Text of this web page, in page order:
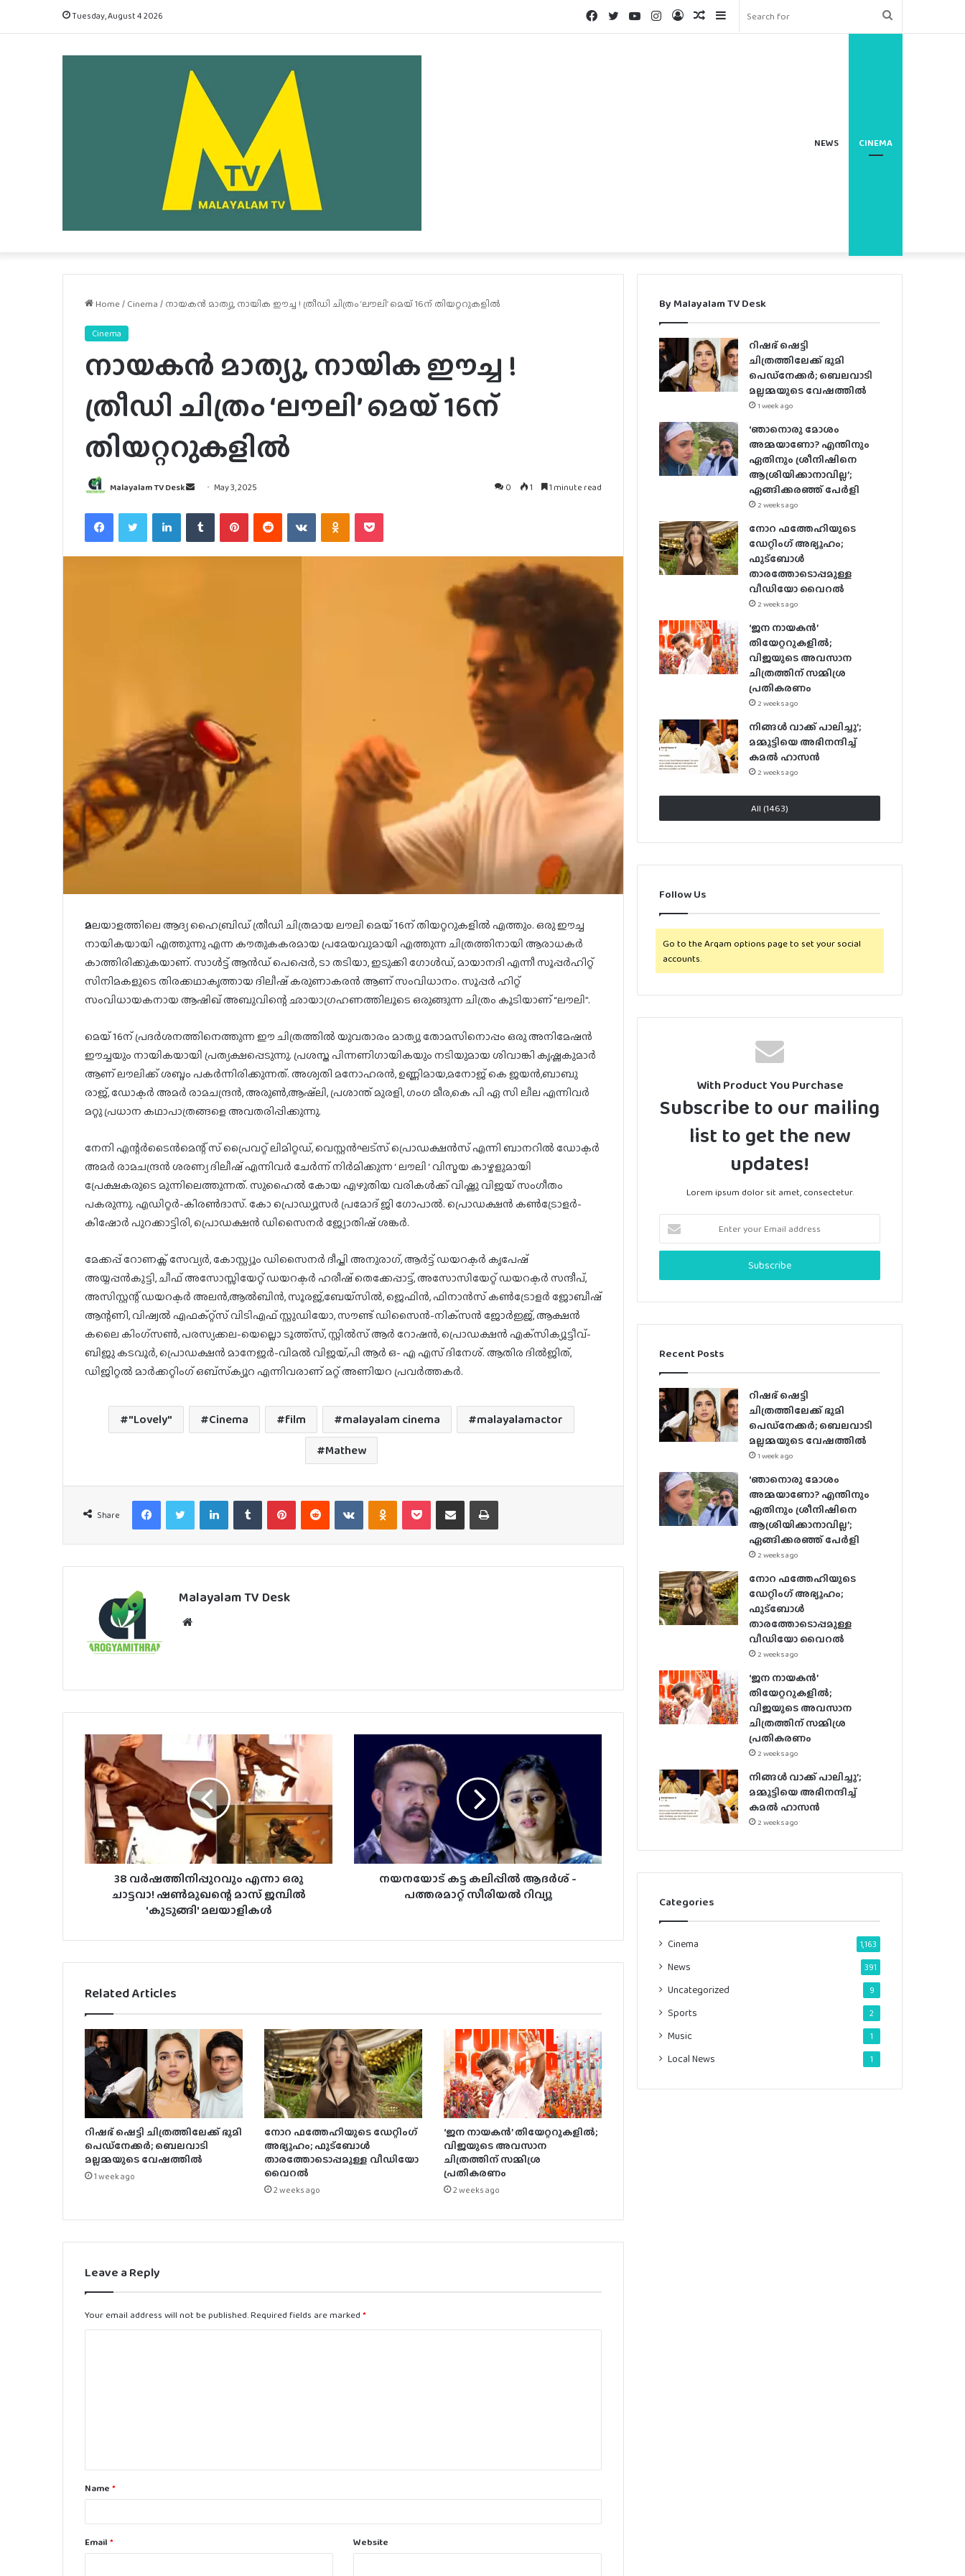
Tuesday, August 4 2026 Search
Sidebar
Random
Log
Instagram
YouTube
Twitter
Facebook
NEWS CINEMA
Home/ Cinema / നായകൻ മാത്യു, നായിക ഈച്ച ! ത്രീഡി ചിത്രം ‘ലൗലി’ മെയ് 16ന് തിയറ്ററുകളിൽ
Cinema
നായകൻ മാത്യു, നായിക ഈച്ച !
ത്രീഡി ചിത്രം ‘ലൗലി’ മെയ് 16ന്
തിയറ്ററുകളിൽ
Malayalam TV Desk
Send
email
May 3, 2025 0 1 1 minute read
FacebookTwitter LinkedInTumblr PinterestReddit VKontakteOdnoklassniki
Pocket
മലയാളത്തിലെ ആദ്യ ഹൈബ്രിഡ് ത്രീഡി ചിത്രമായ ലൗലി മെയ് 16ന് തിയറ്ററുകളിൽ എത്തും. ഒരു ഈച്ച
നായികയായി എത്തുന്നു എന്ന കൗതുകകരമായ പ്രമേയവുമായി എത്തുന്ന ചിത്രത്തിനായി ആരാധകർ
കാത്തിരിക്കുകയാണ്. സാൾട്ട് ആൻഡ് പെപ്പെർ, ടാ തടിയാ, ഇടുക്കി ഗോൾഡ്, മായാനദി എന്നീ സൂപ്പർഹിറ്റ്‌
സിനിമകളുടെ തിരക്കഥാകൃത്തായ ദിലീഷ് കരുണാകരന്‍ ആണ് സംവിധാനം. സൂപ്പർ ഹിറ്റ്‌
സംവിധായകനായ ആഷിഖ് അബുവിന്റെ ഛായാഗ്രഹണത്തിലൂടെ ഒരുങ്ങുന്ന ചിത്രം കൂടിയാണ് “ലൗലി”.
മെയ് 16ന് പ്രദര്‍ശനത്തിനെത്തുന്ന ഈ ചിത്രത്തില്‍ യുവതാരം മാത്യു തോമസിനൊപ്പം ഒരു അനിമേഷന്‍
ഈച്ചയും നായികയായി പ്രത്യക്ഷപ്പെടുന്നു. പ്രശസ്ത പിന്നണിഗായികയും നടിയുമായ ശിവാങ്കി കൃഷ്ണകുമാര്‍
ആണ് ലൗലിക്ക് ശബ്ദം പകര്‍ന്നിരിക്കുന്നത്. അശ്വതി മനോഹരന്‍, ഉണ്ണിമായ,മനോജ് കെ ജയന്‍,ബാബു
രാജ്, ഡോക്ടര്‍ അമര്‍ രാമചന്ദ്രന്‍, അരുണ്‍,ആഷ്ലി, പ്രശാന്ത് മുരളി, ഗംഗ മീര,കെ പി ഏ സി ലീല എന്നിവര്‍
മറ്റു പ്രധാന കഥാപാത്രങ്ങളെ അവതരിപ്പിക്കുന്നു.
നേനി എന്റര്‍ടൈന്‍മെന്റ് സ് പ്രൈവറ്റ് ലിമിറ്റഡ്, വെസ്റ്റന്‍ഘട്‌സ് പ്രൊഡക്ഷന്‍സ് എന്നി ബാനറില്‍ ഡോക്ടര്‍
അമര്‍ രാമചന്ദ്രന്‍ ശരണ്യ ദിലീഷ് എന്നിവര്‍ ചേര്‍ന്ന് നിര്‍മിക്കുന്ന ‘ ലൗലി ‘ വിസ്മയ കാഴ്ചളുമായി
പ്രേക്ഷകരുടെ മുന്നിലെത്തുന്നത്. സുഹൈല്‍ കോയ എഴുതിയ വരികള്‍ക്ക് വിഷ്ണു വിജയ് സംഗീതം
പകരുന്നു. എഡിറ്റര്‍-കിരണ്‍ദാസ്. കോ പ്രൊഡ്യൂസര്‍ പ്രമോദ് ജി ഗോപാല്‍. പ്രൊഡക്ഷന്‍ കണ്‍ട്രോളര്‍-
കിഷോര്‍ പുറക്കാട്ടിരി, പ്രൊഡക്ഷന്‍ ഡിസൈനര്‍ ജ്യോതിഷ് ശങ്കര്‍.
മേക്കപ്പ് റോണക്സ് സേവ്യര്‍, കോസ്റ്റ്യൂം ഡിസൈനര്‍ ദീപ്തി അനുരാഗ്, ആര്‍ട്ട് ഡയറക്ടര്‍ കൃപേഷ്
അയ്യപ്പന്‍കുട്ടി, ചീഫ് അസോസ്സിയേറ്റ് ഡയറക്ടര്‍ ഹരീഷ് തെക്കേപ്പാട്ട്, അസോസിയേറ്റ് ഡയറക്ടര്‍ സന്ദീപ്,
അസിസ്റ്റന്റ് ഡയറക്ടര്‍ അലന്‍,ആല്‍ബിന്‍, സൂരജ്,ബേയ്‌സില്‍, ജെഫിന്‍, ഫിനാന്‍സ് കണ്‍ട്രോളര്‍ ജോബീഷ്
ആന്റണി, വിഷ്വല്‍ എഫക്റ്റ്‌സ് വിടിഎഫ് സ്റ്റുഡിയോ, സൗണ്ട് ഡിസൈന്‍-നിക്‌സന്‍ ജോര്‍ജ്ജ്, ആക്ഷന്‍
കലൈ കിംഗ്‌സണ്‍, പരസ്യക്കല-യെല്ലൊ ടൂത്ത്‌സ്, സ്റ്റില്‍സ് ആര്‍ റോഷന്‍, പ്രൊഡക്ഷന്‍ എക്‌സിക്യൂട്ടീവ്-
ബിജു കടവൂര്‍, പ്രൊഡക്ഷന്‍ മാനേജര്‍-വിമല്‍ വിജയ്,പി ആര്‍ ഒ- എ എസ് ദിനേശ്. ആതിര ദില്‍ജിത്,
ഡിജിറ്റല്‍ മാര്‍ക്കറ്റിംഗ് ഒബ്‌സ്‌ക്യൂറ എന്നിവരാണ് മറ്റ് അണിയറ പ്രവര്‍ത്തകര്‍.
"Lovely" Cinema film malayalam cinema
malayalamactor
Mathew
Share
FacebookTwitter LinkedInTumblr PinterestReddit VKontakteOdnoklassniki
Pocket Share via Email Print
Malayalam TV Desk
38 വർഷത്തിനിപ്പുറവും എന്നാ ഒരു
ചാട്ടവാ! ഷൺമുഖന്റെ മാസ് ജമ്പിൽ
'കുടുങ്ങി' മലയാളികൾ
നയനയോട് കട്ട കലിപ്പിൽ ആദർശ് -
പത്തരമാറ്റ് സീരിയൽ റിവ്യൂ
Related Articles
റിഷഭ് ഷെട്ടി ചിത്രത്തിലേക്ക് ഭൂമി
പെഡ്‌നേക്കർ; ബെലവാടി
മല്ലമ്മയുടെ വേഷത്തിൽ
1 week ago
നോറ ഫത്തേഹിയുടെ ഡേറ്റിംഗ്
അഭ്യൂഹം; ഫുട്ബോൾ
താരത്തോടൊപ്പമുള്ള വീഡിയോ
വൈറൽ
2 weeks ago
‘ജന നായകൻ’ തിയേറ്ററുകളിൽ;
വിജയുടെ അവസാന
ചിത്രത്തിന് സമ്മിശ്ര
പ്രതികരണം
2 weeks ago
Leave a Reply
Your email address will not be published.Required fields are marked *
t
*Name *
Email * Website
By Malayalam TV Desk
റിഷഭ് ഷെട്ടി
ചിത്രത്തിലേക്ക് ഭൂമി
പെഡ്‌നേക്കർ; ബെലവാടി
മല്ലമ്മയുടെ വേഷത്തിൽ
1 week ago
‘ഞാനൊരു മോശം
അമ്മയാണോ? എന്തിനും
ഏതിനും ശ്രീനിഷിനെ
ആശ്രിയിക്കാനാവില്ല’;
ഏങ്ങിക്കരഞ്ഞ് പേർളി
2 weeks ago
നോറ ഫത്തേഹിയുടെ
ഡേറ്റിംഗ് അഭ്യൂഹം;
ഫുട്ബോൾ
താരത്തോടൊപ്പമുള്ള
വീഡിയോ വൈറൽ
2 weeks ago
‘ജന നായകൻ’
തിയേറ്ററുകളിൽ;
വിജയുടെ അവസാന
ചിത്രത്തിന് സമ്മിശ്ര
പ്രതികരണം
2 weeks ago
നിങ്ങൾ വാക്ക് പാലിച്ചു’;
മമ്മൂട്ടിയെ അഭിനന്ദിച്ച്
കമൽ ഹാസൻ
2 weeks ago
All (1463)
Follow Us
Go to the Arqam options page to set your social
accounts.
With Product You Purchase
Subscribe to our mailing
list to get the new
updates!
Lorem ipsum dolor sit amet, consectetur.
Enter
your
Email
Recent Posts
റിഷഭ് ഷെട്ടി
ചിത്രത്തിലേക്ക് ഭൂമി
പെഡ്‌നേക്കർ; ബെലവാടി
മല്ലമ്മയുടെ വേഷത്തിൽ
1 week ago
‘ഞാനൊരു മോശം
അമ്മയാണോ? എന്തിനും
ഏതിനും ശ്രീനിഷിനെ
ആശ്രിയിക്കാനാവില്ല’;
ഏങ്ങിക്കരഞ്ഞ് പേർളി
2 weeks ago
നോറ ഫത്തേഹിയുടെ
ഡേറ്റിംഗ് അഭ്യൂഹം;
ഫുട്ബോൾ
താരത്തോടൊപ്പമുള്ള
വീഡിയോ വൈറൽ
2 weeks ago
‘ജന നായകൻ’
തിയേറ്ററുകളിൽ;
വിജയുടെ അവസാന
ചിത്രത്തിന് സമ്മിശ്ര
പ്രതികരണം
2 weeks ago
നിങ്ങൾ വാക്ക് പാലിച്ചു’;
മമ്മൂട്ടിയെ അഭിനന്ദിച്ച്
കമൽ ഹാസൻ
2 weeks ago
Categories
Cinema 1,163
News 391
Uncategorized 9
Sports 2
Music 1
Local News 1